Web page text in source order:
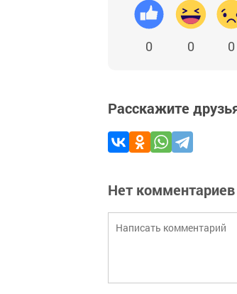
0 0 0
Расскажите
Нет комментариев